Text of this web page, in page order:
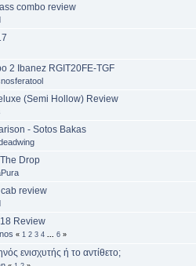
combo review
2 Ibanez RGIT20FE-TGF
(Semi Hollow) Review
- Sotos Bakas
Drop
review
Review
« 1 2 3 4 6 »
ενισχυτής ή το αντίθετο;